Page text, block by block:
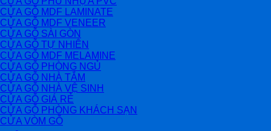
CỬA GỖ MDF LAMINATE
CỬA GỖ MDF VENEER
CỬA GỖ SÀI GÒN
CỬA GỖ TỰ NHIÊN
CỬA GỖ MDF MELAMINE
CỬA GỖ PHÒNG NGỦ
CỬA GỖ NHÀ TẮM
CỬA GỖ NHÀ VỆ SINH
CỬA GỖ GIÁ RẺ
CỬA GỖ PHÒNG KHÁCH SẠN
CỬA VÒM GỖ